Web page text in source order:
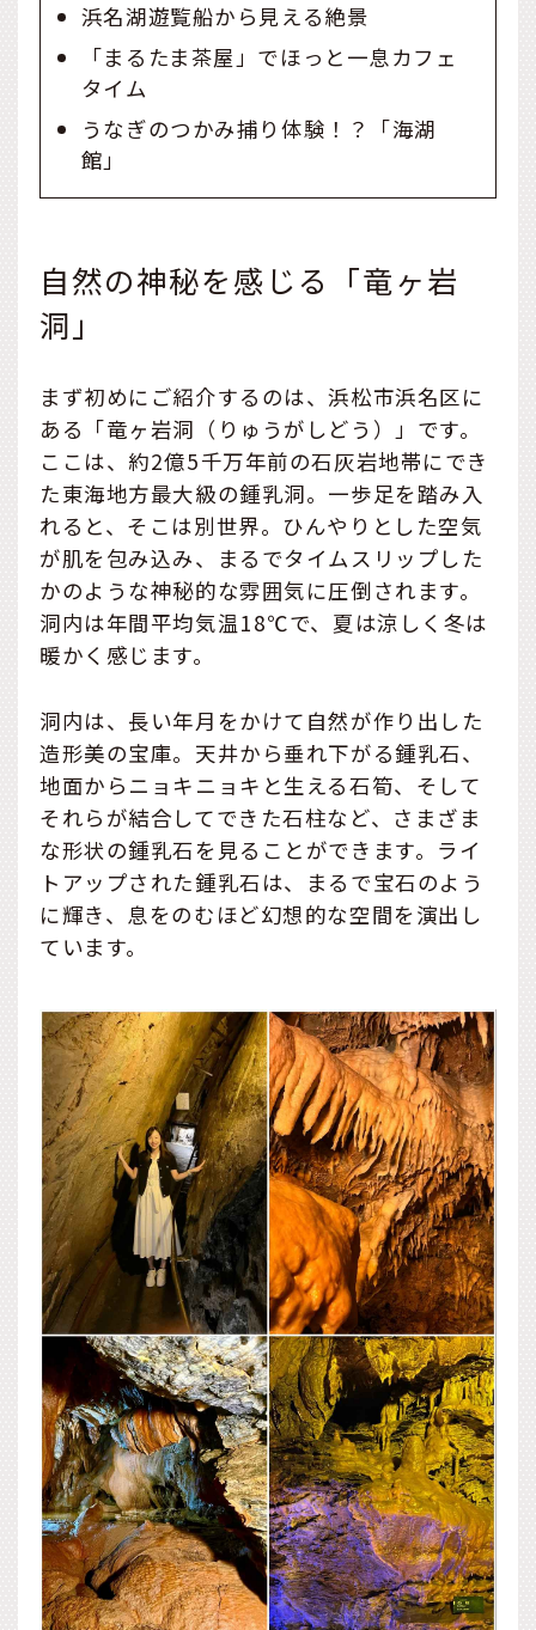
浜名湖遊覧船から見える絶景
「まるたま茶屋」でほっと一息カフェ
タイム
うなぎのつかみ捕り体験！？「海湖
館」
自然の神秘を感じる「竜ヶ岩
洞」
まず初めにご紹介するのは、浜松市浜名区に
ある「竜ヶ岩洞（りゅうがしどう）」です。
ここは、約2億5千万年前の石灰岩地帯にでき
た東海地方最大級の鍾乳洞。一歩足を踏み入
れると、そこは別世界。ひんやりとした空気
が肌を包み込み、まるでタイムスリップした
かのような神秘的な雰囲気に圧倒されます。
洞内は年間平均気温18℃で、夏は涼しく冬は
暖かく感じます。
洞内は、長い年月をかけて自然が作り出した
造形美の宝庫。天井から垂れ下がる鍾乳石、
地面からニョキニョキと生える石筍、そして
それらが結合してできた石柱など、さまざま
な形状の鍾乳石を見ることができます。ライ
トアップされた鍾乳石は、まるで宝石のよう
に輝き、息をのむほど幻想的な空間を演出し
ています。